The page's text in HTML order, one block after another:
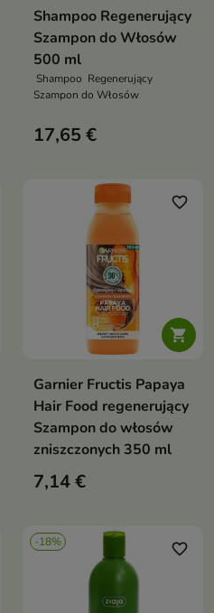
Shampoo Regenerujący
Szampon do Włosów
500 ml
Shampoo Regenerujący
Szampon do Włosów
17,65 €

favorite_border
Garnier Fructis Papaya
Hair Food regenerujący
Szampon do włosów
zniszczonych 350 ml
7,14 €
-18% favorite_border